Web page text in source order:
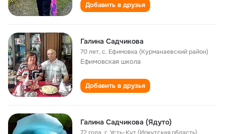
Добавить в друзья
Галина Садчикова
70 лет,с. Ефимовка (Курманаевский район)
Ефимовская школа
Добавить в друзья
Галина Садчикова (Ядуто)